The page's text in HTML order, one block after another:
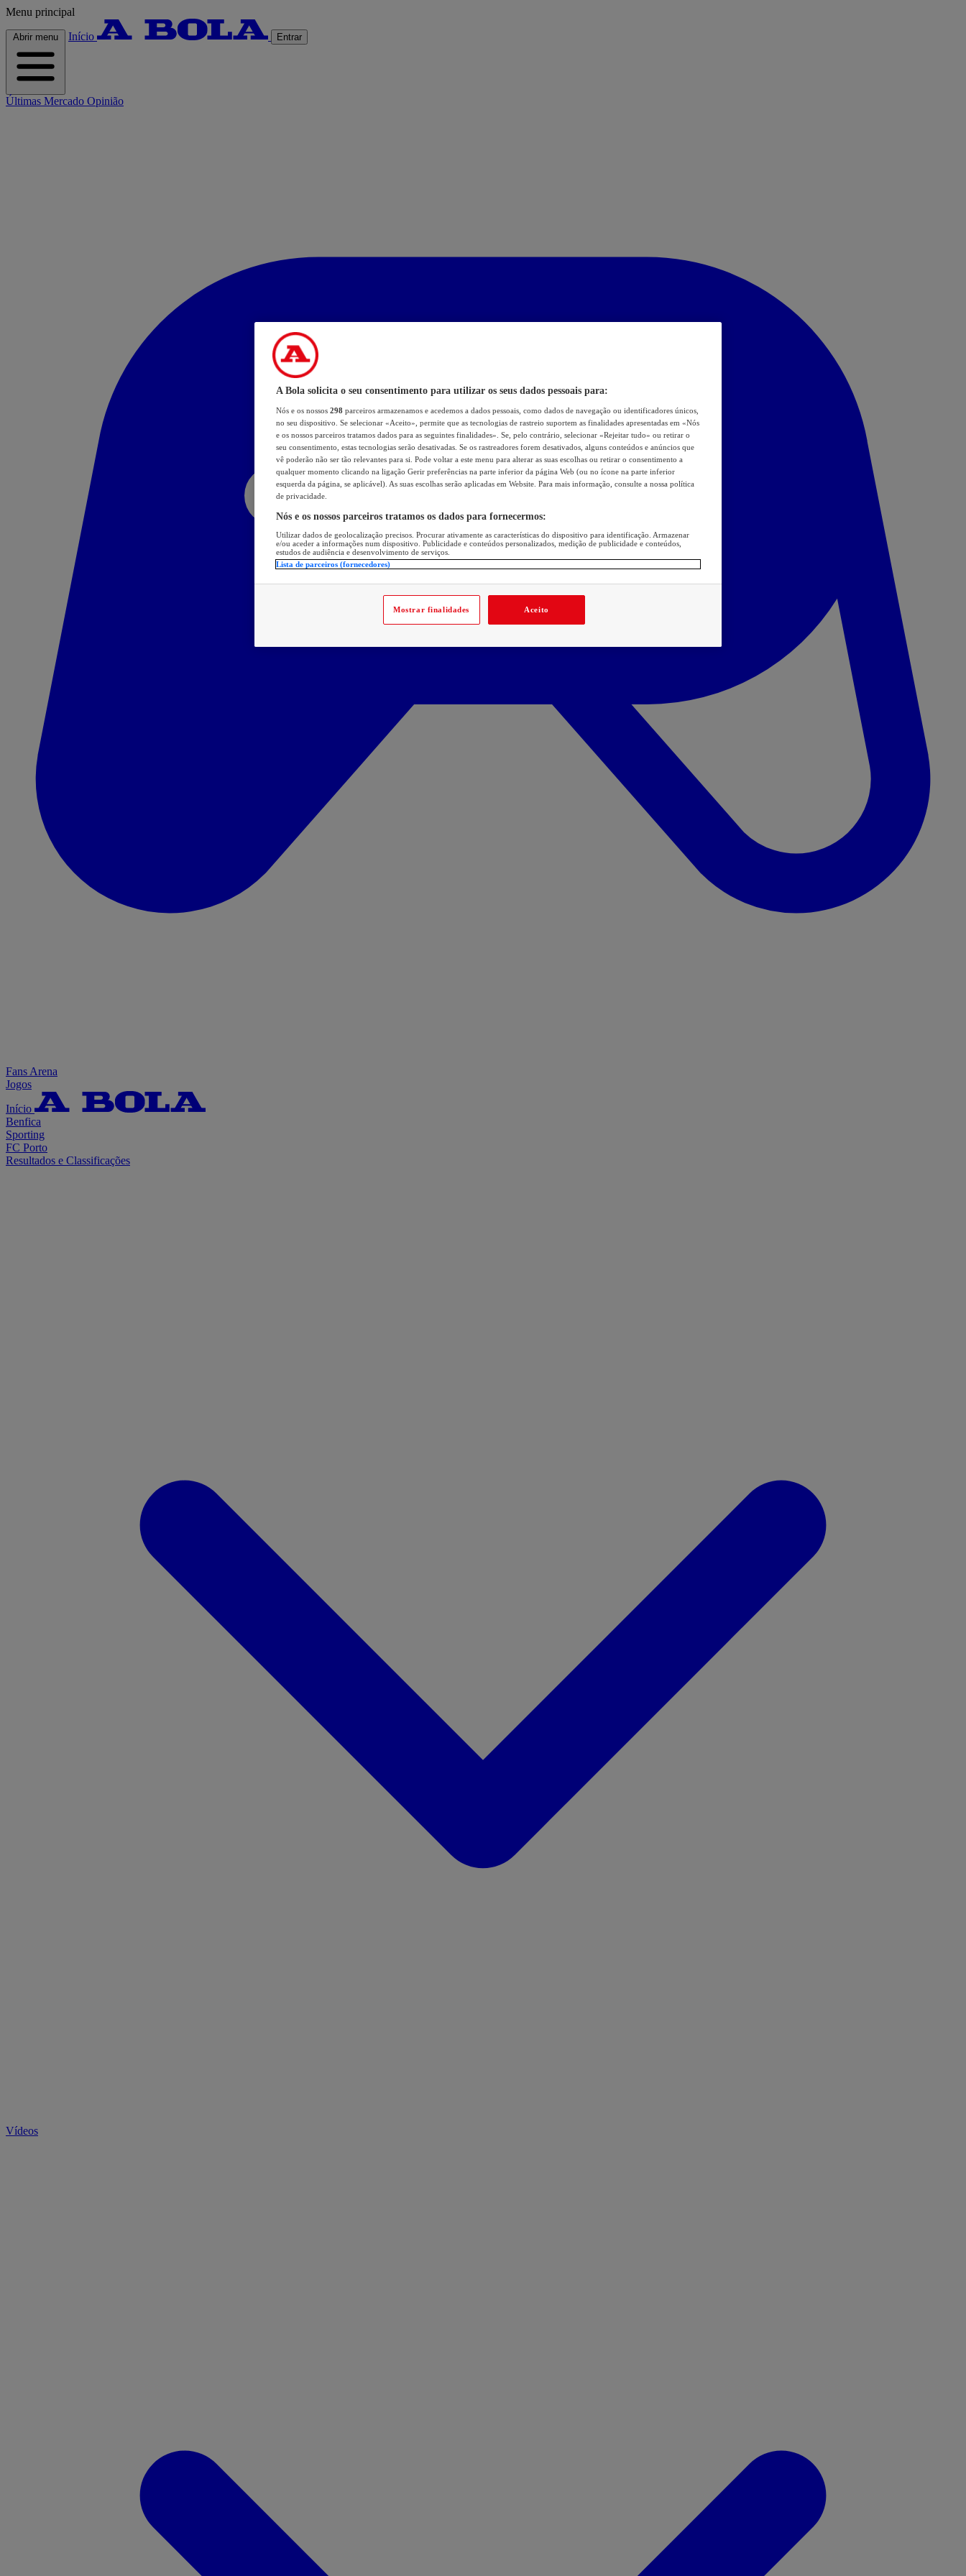
Menu principal
Abrir menu Início Entrar
Últimas Mercado Opinião
Fans Arena
Jogos
Início
Benfica
Sporting
FC Porto
Resultados e Classificações
Vídeos
A Bola solicita o seu consentimento para utilizar os seus dados pessoais para:
Nós e os nossos 298 parceiros armazenamos e acedemos a dados pessoais, como dados de navegação ou identificadores únicos,
no seu dispositivo. Se selecionar «Aceito», permite que as tecnologias de rastreio suportem as finalidades apresentadas em «Nós
e os nossos parceiros tratamos dados para as seguintes finalidades». Se, pelo contrário, selecionar «Rejeitar tudo» ou retirar o
seu consentimento, estas tecnologias serão desativadas. Se os rastreadores forem desativados, alguns conteúdos e anúncios que
vê poderão não ser tão relevantes para si. Pode voltar a este menu para alterar as suas escolhas ou retirar o consentimento a
qualquer momento clicando na ligação Gerir preferências na parte inferior da página Web (ou no ícone na parte inferior
esquerda da página, se aplicável). As suas escolhas serão aplicadas em Website. Para mais informação, consulte a nossa política
de privacidade.
Nós e os nossos parceiros tratamos os dados para fornecermos:
Utilizar dados de geolocalização precisos. Procurar ativamente as características do dispositivo para identificação. Armazenar
e/ou aceder a informações num dispositivo. Publicidade e conteúdos personalizados, medição de publicidade e conteúdos,
estudos de audiência e desenvolvimento de serviços.
Lista de parceiros (fornecedores)
Mostrar finalidades Aceito